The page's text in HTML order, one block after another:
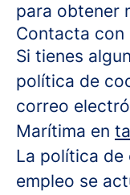
para obtener
Contacta con
Si tienes
política de
correo
Marítima en
La política de
empleo se